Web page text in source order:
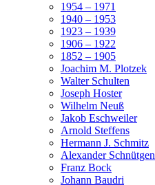
1954 – 1971
1940 – 1953
1923 – 1939
1906 – 1922
1852 – 1905
Joachim M. Plotzek
Walter Schulten
Joseph Hoster
Wilhelm Neuß
Jakob Eschweiler
Arnold Steffens
Hermann J. Schmitz
Alexander Schnütgen
Franz Bock
Johann Baudri